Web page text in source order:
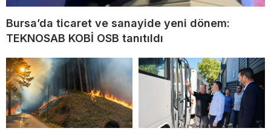
Bursa’da ticaret ve sanayide yeni dönem:
TEKNOSAB KOBİ OSB tanıtıldı